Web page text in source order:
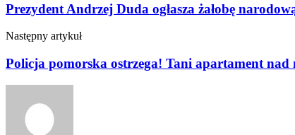
Prezydent Andrzej Duda ogłasza żałobę
Następny artykuł
Policja pomorska ostrzega! Tani apartament